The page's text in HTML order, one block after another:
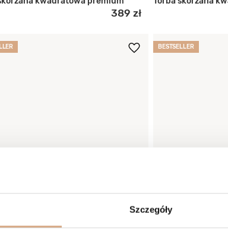
Szczegóły
389 zł
BESTSELLER